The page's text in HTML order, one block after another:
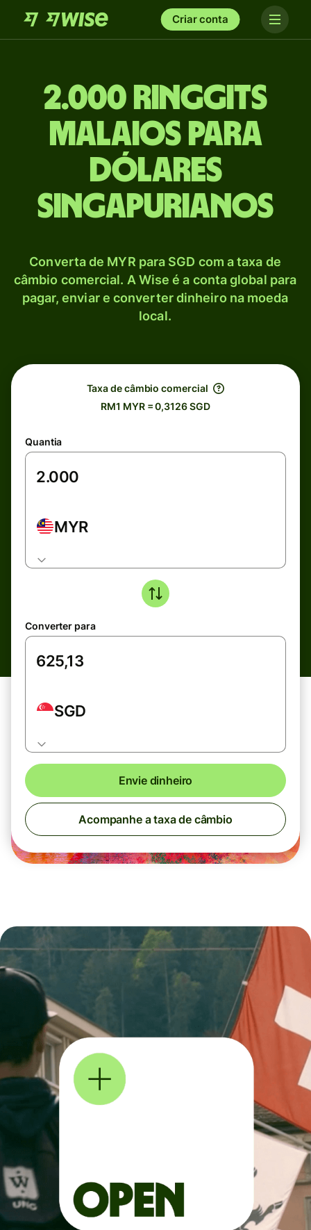
Criar conta
2.000 Ringgits
malaios para
Dólares
singapurianos
Converta de MYR para SGD com a taxa de
câmbio comercial. A Wise é a conta global para
pagar, enviar e converter dinheiro na moeda
local.
Taxa de câmbio comercial
RM1 MYR = 0,3126 SGD
Quantia
MYR
Converter para
SGD
Envie dinheiro
Acompanhe a taxa de câmbio